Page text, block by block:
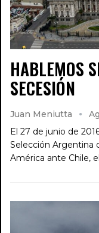
HABLEMOS
SECESIÓN
Juan Meniutta
El 27 de junio de
Selección Argentina
América ante Chile,